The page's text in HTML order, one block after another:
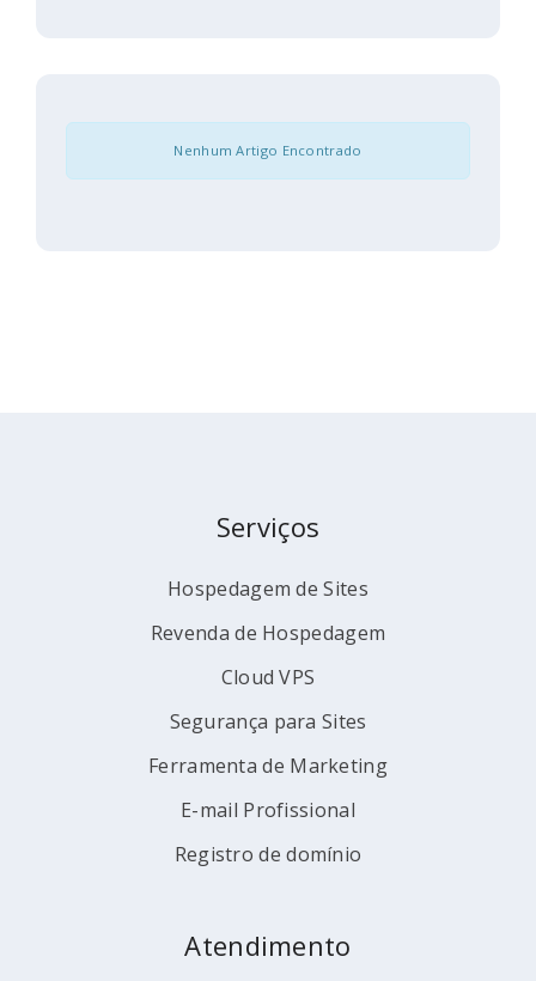
Nenhum Artigo Encontrado
Serviços
Hospedagem de Sites
Revenda de Hospedagem
Cloud VPS
Segurança para Sites
Ferramenta de Marketing
E-mail Profissional
Registro de domínio
Atendimento